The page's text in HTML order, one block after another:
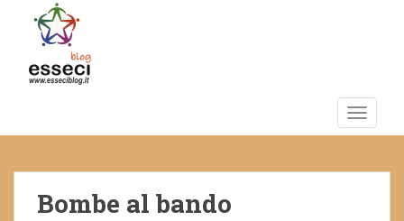
m
Bombe al bando